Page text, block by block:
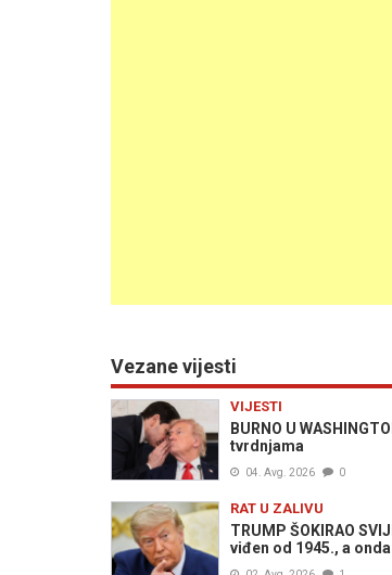
Vezane vijesti
VIJESTI
BURNO U
tvrdnjama
04. Avg. 2026 0
RAT U ZALIVU
TRUMP ŠOKIRAO
viđen od 1945., a